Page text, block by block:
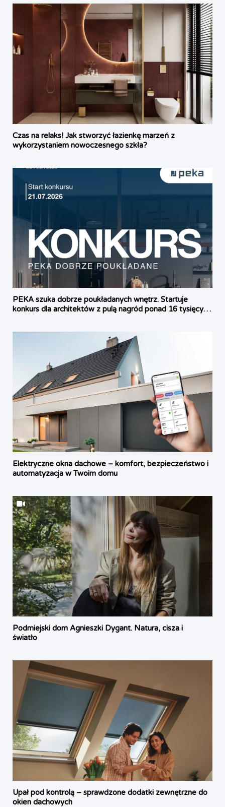
Czas na relaks! Jak stworzyć łazienkę marzeń z
wykorzystaniem nowoczesnego szkła?
PEKA szuka dobrze poukładanych wnętrz. Startuje
konkurs dla architektów z pulą nagród ponad 16 tysięcy
Elektryczne okna dachowe – komfort, bezpieczeństwo i
automatyzacja w Twoim domu
Podmiejski dom Agnieszki Dygant. Natura, cisza i
światło
Upał pod kontrolą – sprawdzone dodatki zewnętrzne do
okien dachowych